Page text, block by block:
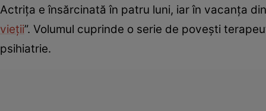
Actriţa e însărcinată în patru luni, iar în vacanţa
vieții”. Volumul cuprinde o serie de povești
psihiatrie.